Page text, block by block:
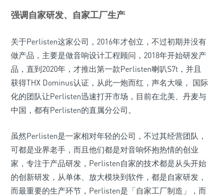
强调自家研发、自家工厂生产
关于Perlisten这家公司，2016年才创立，不过初期并没有
做产品，主要是做音响设计工程顾问，2018年开始研发产
品，直到2020年，才推出第一款Perlisten喇叭S7t，并且
获得THX Dominus认证，从此一炮而红，声名大噪， 国际
化的团队让Perlisten迅速打开市场，目前在北美、丹麦与
中国，都有Perlisten的直属分公司。
虽然Perlisten是一家相对年轻的公司，不过其经营团队，
可都是业界老手，而且他们都是对音响怀抱热情的创业
家，专注于产品研发，Perlisten自家的技术都是从头开始
的创新研发，从单体、放大模块到软件，都是自家研发，
而最重要的生产环节，Perlisten是「自家工厂制造」，而